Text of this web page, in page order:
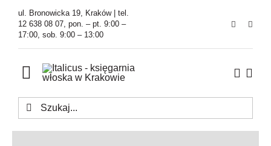
Przejdź
zawartości
ul. Bronowicka 19, Kraków | tel.
12 638 08 07, pon. – pt. 9:00 –
17:00, sob. 9:00 – 13:00
Toggle
Navigation
Księgarnia
Szukaj